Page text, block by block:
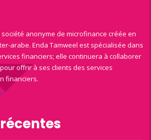
anonyme de microfinance créée en
arabe. Enda Tamweel est spécialisée dans
financiers; elle continuera à collaborer
offrir à ses clients des services
financiers.